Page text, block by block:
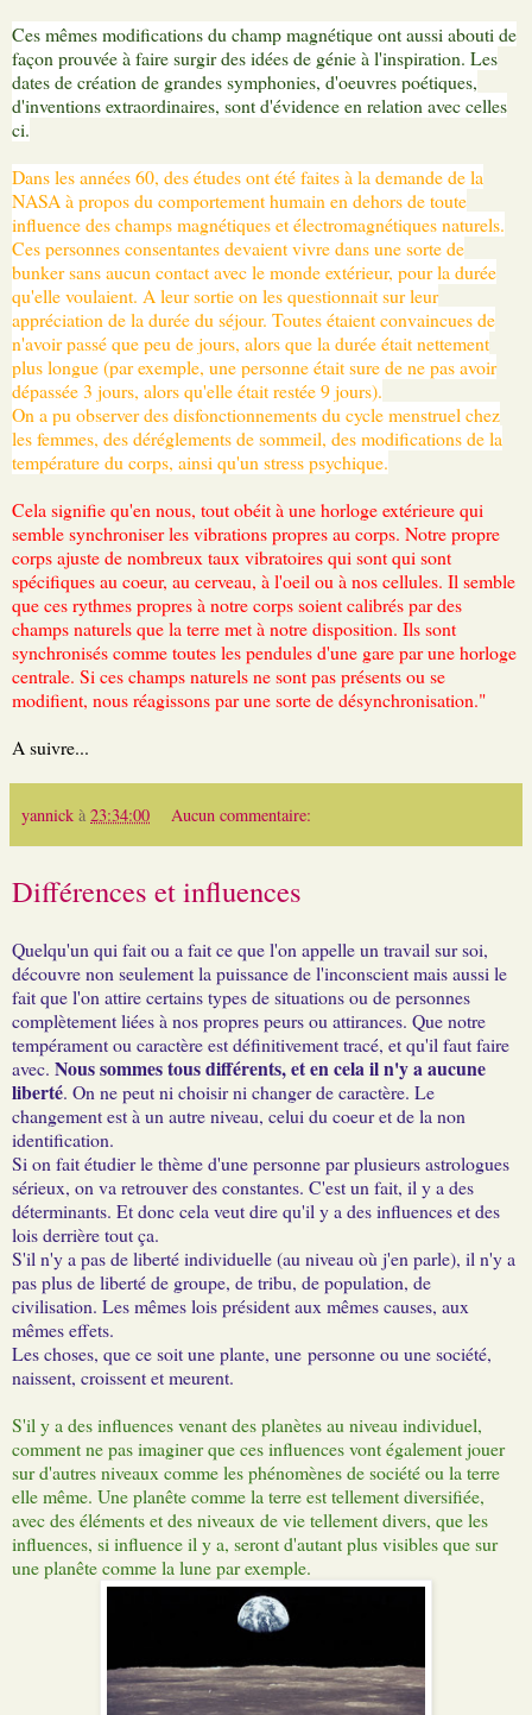
Ces mêmes modifications du champ magnétique ont aussi abouti de
façon prouvée à faire surgir des idées de génie à l'inspiration. Les
dates de création de grandes symphonies, d'oeuvres poétiques,
d'inventions extraordinaires, sont d'évidence en relation avec celles
ci.
Dans les années 60, des études ont été faites à la demande de la
NASA à propos du comportement humain en dehors de toute
influence des champs magnétiques et électromagnétiques naturels.
Ces personnes consentantes devaient vivre dans une sorte de
bunker sans aucun contact avec le monde extérieur, pour la durée
qu'elle voulaient. A leur sortie on les questionnait sur leur
appréciation de la durée du séjour. Toutes étaient convaincues de
n'avoir passé que peu de jours, alors que la durée était nettement
plus longue (par exemple, une personne était sure de ne pas avoir
dépassée 3 jours, alors qu'elle était restée 9 jours).
On a pu observer des disfonctionnements du cycle menstruel chez
les femmes, des déréglements de sommeil, des modifications de la
température du corps, ainsi qu'un stress psychique.
Cela signifie qu'en nous, tout obéit à une horloge extérieure qui
semble synchroniser les vibrations propres au corps. Notre propre
corps ajuste de nombreux taux vibratoires qui sont qui sont
spécifiques au coeur, au cerveau, à l'oeil ou à nos cellules. Il semble
que ces rythmes propres à notre corps soient calibrés par des
champs naturels que la terre met à notre disposition. Ils sont
synchronisés comme toutes les pendules d'une gare par une horloge
centrale. Si ces champs naturels ne sont pas présents ou se
modifient, nous réagissons par une sorte de désynchronisation."
A suivre...
yannick à 23:34:00 Aucun commentaire:
Différences et influences
Quelqu'un qui fait ou a fait ce que l'on appelle un travail sur soi,
découvre non seulement la puissance de l'inconscient mais aussi le
fait que l'on attire certains types de situations ou de personnes
complètement liées à nos propres peurs ou attirances. Que notre
tempérament ou caractère est définitivement tracé, et qu'il faut faire
avec. Nous sommes tous différents, et en cela il n'y a aucune
liberté. On ne peut ni choisir ni changer de caractère. Le
changement est à un autre niveau, celui du coeur et de la non
identification.
Si on fait étudier le thème d'une personne par plusieurs astrologues
sérieux, on va retrouver des constantes. C'est un fait, il y a des
déterminants. Et donc cela veut dire qu'il y a des influences et des
lois derrière tout ça.
S'il n'y a pas de liberté individuelle (au niveau où j'en parle), il n'y a
pas plus de liberté de groupe, de tribu, de population, de
civilisation. Les mêmes lois président aux mêmes causes, aux
mêmes effets.
Les choses, que ce soit une plante, une personne ou une société,
naissent, croissent et meurent.
S'il y a des influences venant des planètes au niveau individuel,
comment ne pas imaginer que ces influences vont également jouer
sur d'autres niveaux comme les phénomènes de société ou la terre
elle même. Une planête comme la terre est tellement diversifiée,
avec des éléments et des niveaux de vie tellement divers, que les
influences, si influence il y a, seront d'autant plus visibles que sur
une planête comme la lune par exemple.